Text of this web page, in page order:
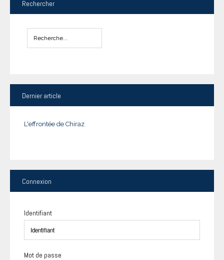
Rechercher
Dernier article
L'effrontée de Chiraz
Connexion
Identifiant
Mot de passe